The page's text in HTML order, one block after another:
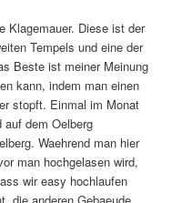
Klagemauer. Diese ist der
Tempels und eine der
Beste ist meiner Meinung
kann, indem man einen
stopft. Einmal im Monat
auf dem Oelberg
Waehrend man hier
man hochgelasen wird,
wir easy hochlaufen